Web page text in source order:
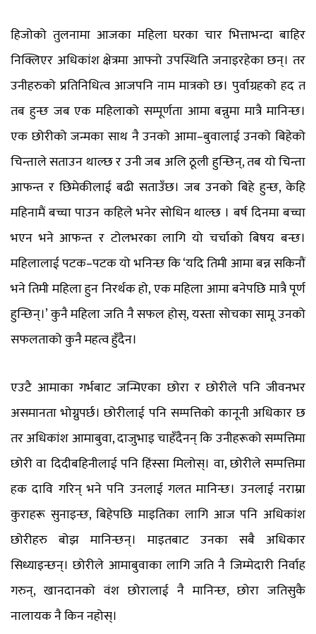
हिजोको तुलनामा आजका महिला घरका चार भित्ताभन्दा बाहिर
निक्लिएर अधिकांश क्षेत्रमा आफ्नो उपस्थिति जनाइरहेका छन्। तर
उनीहरुको प्रतिनिधित्व आजपनि नाम मात्रको छ। पुर्वाग्रहको हद त
तब हुन्छ जब एक महिलाको सम्पूर्णता आमा बन्नुमा मात्रै मानिन्छ।
एक छोरीको जन्मका साथ नै उनको आमा–बुवालाई उनको बिहेको
चिन्ताले सताउन थाल्छ र उनी जब अलि ठूली हुन्छिन्, तब यो चिन्ता
आफन्त र छिमेकीलाई बढी सताउँछ। जब उनको बिहे हुन्छ, केहि
महिनामैं बच्चा पाउन कहिले भनेर सोधिन थाल्छ । बर्ष दिनमा बच्चा
भएन भने आफन्त र टोलभरका लागि यो चर्चाको बिषय बन्छ।
महिलालाई पटक–पटक यो भनिन्छ कि ‘यदि तिमी आमा बन्न सकिनौं
भने तिमी महिला हुन निरर्थक हो, एक महिला आमा बनेपछि मात्रै पूर्ण
हुन्छिन्।’ कुनै महिला जति नै सफल होस्, यस्ता सोचका सामू उनको
सफलताको कुनै महत्व हुँदैन।
एउटै आमाका गर्भबाट जन्मिएका छोरा र छोरीले पनि जीवनभर
असमानता भोग्नुपर्छ। छोरीलाई पनि सम्पत्तिको कानूनी अधिकार छ
तर अधिकांश आमाबुवा, दाजुभाइ चाहँदैनन् कि उनीहरूको सम्पत्तिमा
छोरी वा दिदीबहिनीलाई पनि हिंस्सा मिलोस्। वा, छोरीले सम्पत्तिमा
हक दावि गरिन् भने पनि उनलाई गलत मानिन्छ। उनलाई नराम्रा
कुराहरू सुनाइन्छ, बिहेपछि माइतिका लागि आज पनि अधिकांश
छोरीहरु बोझ मानिन्छन्। माइतबाट उनका सबै अधिकार
सिध्याइन्छन्। छोरीले आमाबुवाका लागि जति नै जिम्मेदारी निर्वाह
गरुन्, खानदानको वंश छोरालाई नै मानिन्छ, छोरा जतिसुकै
नालायक नै किन नहोस्।